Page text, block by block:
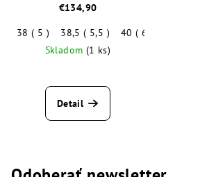
€134,90
38 ( 5 )
38,5 ( 5,5 ) 40 ( 6,5 )
Skladom (1 ks)
Detail